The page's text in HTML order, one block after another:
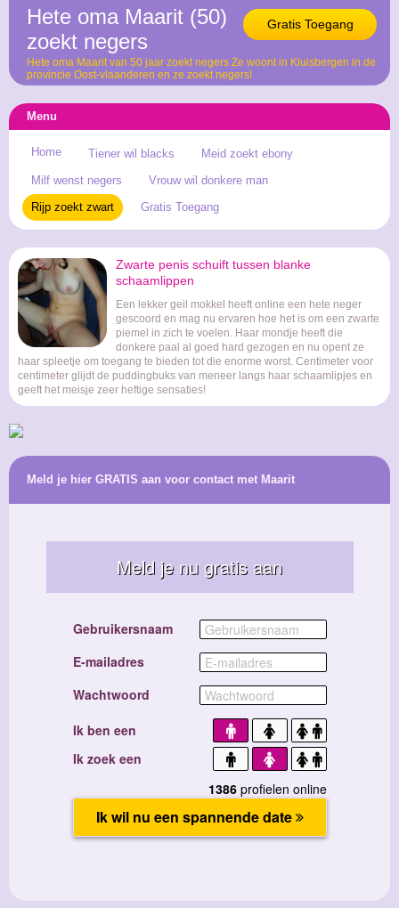
Gratis Toegang
Hete oma Maarit (50)
zoekt negers
Hete oma Maarit van 50 jaar zoekt negers Ze woont in Kluisbergen in de
provincie Oost-vlaanderen en ze zoekt negers!
Menu
Home Tiener wil blacks
Meid zoekt ebony
Milf wenst negers
Vrouw wil donkere man
Rijp zoekt zwart
Gratis Toegang
Zwarte penis schuift tussen blanke
schaamlippen
Een lekker geil mokkel heeft online een hete neger
gescoord en mag nu ervaren hoe het is om een zwarte
piemel in zich te voelen. Haar mondje heeft die
donkere paal al goed hard gezogen en nu opent ze
haar spleetje om toegang te bieden tot die enorme worst. Centimeter voor
centimeter glijdt de puddingbuks van meneer langs haar schaamlipjes en
geeft het meisje zeer heftige sensaties!
Meld je hier GRATIS aan voor contact met Maarit